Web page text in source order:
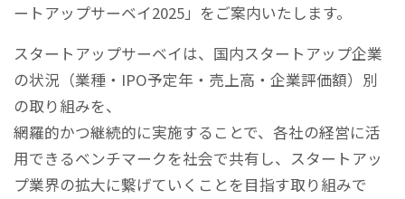
ートアップサーベイ2025」をご案内いたします。
スタートアップサーベイは、国内スタートアップ企業
の状況（業種・IPO予定年・売上高・企業評価額）別
の取り組みを、
網羅的かつ継続的に実施することで、各社の経営に活
用できるベンチマークを社会で共有し、スタートアッ
プ業界の拡大に繋げていくことを目指す取り組みで